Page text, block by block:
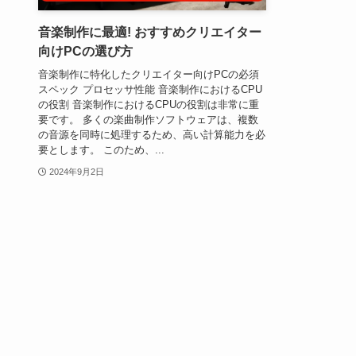
音楽制作に最適! おすすめクリエイター
向けPCの選び方
音楽制作に特化したクリエイター向けPCの必須
スペック プロセッサ性能 音楽制作におけるCPU
の役割 音楽制作におけるCPUの役割は非常に重
要です。 多くの楽曲制作ソフトウェアは、複数
の音源を同時に処理するため、高い計算能力を必
要とします。 このため、...
2024年9月2日